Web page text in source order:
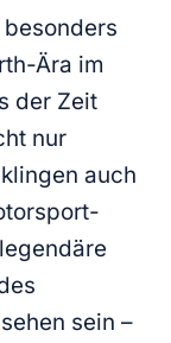
Ära im
der Zeit
nur
auch
sein –